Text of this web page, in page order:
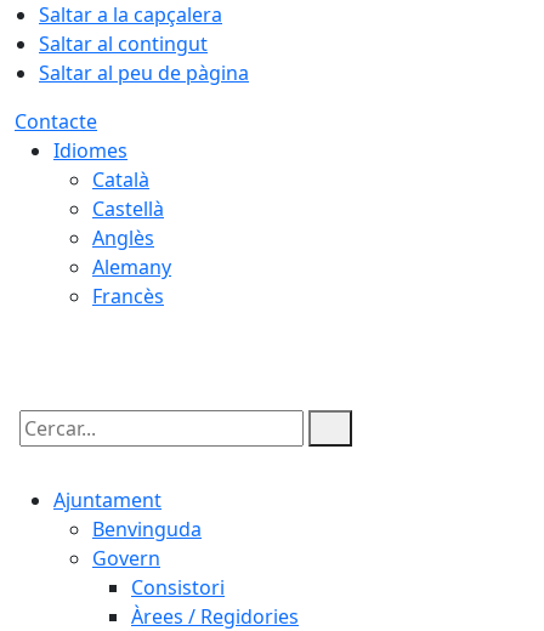
Saltar a la capçalera
Saltar al contingut
Saltar al peu de pàgina
Contacte
Idiomes
Català
Castellà
Anglès
Alemany
Francès
Cercar:
Ajuntament
Benvinguda
Govern
Consistori
Àrees / Regidories